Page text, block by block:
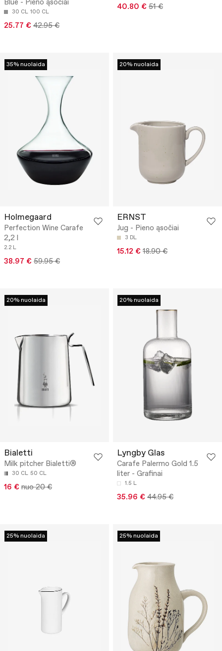
Blue - Pieno ąsočiai
30 CL 100 CL
25.77 € 42.95 €
40.80 € 51 €
35% nuolaida
Holmegaard
Perfection Wine Carafe
2,2 l
2.2 L
38.97 € 59.95 €
20% nuolaida
ERNST
Jug - Pieno ąsočiai
3 DL
15.12 € 18.90 €
20% nuolaida
Bialetti
Milk pitcher Bialetti®
30 CL 50 CL
16 € nuo 20 €
20% nuolaida
Lyngby Glas
Carafe Palermo Gold 1.5
liter - Grafinai
1.5 L
35.96 € 44.95 €
25% nuolaida 25% nuolaida